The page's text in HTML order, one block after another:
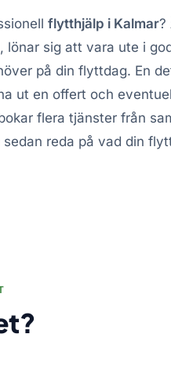
flytthjälp i Kalmar?
lönar sig att vara ute i
på din flyttdag. En
ut en offert och
flera tjänster från
reda på vad din